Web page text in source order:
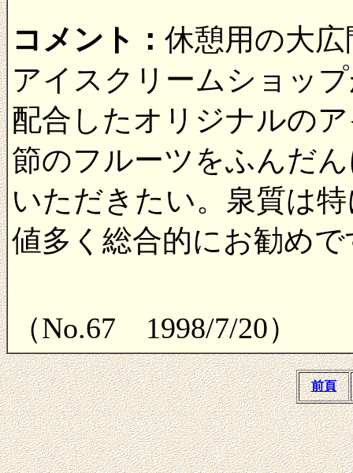
コメント： 休憩用の大
アイスクリームショッ
配合したオリジナルの
節のフルーツをふんだ
いただきたい。泉質は
値多く総合的にお勧めで
（No.67 1998/7/20）
前頁